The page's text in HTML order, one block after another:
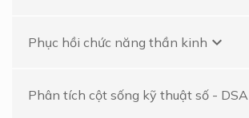
Phục hồi chức năng thần kinh keyboard_arrow_down
Phân tích cột sống kỹ thuật số - DSA